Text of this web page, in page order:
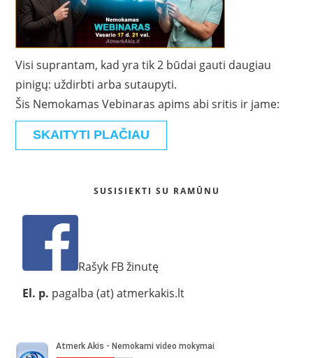
Visi suprantam, kad yra tik 2 būdai gauti daugiau
pinigų: uždirbti arba sutaupyti.
Šis Nemokamas Vebinaras apims abi sritis ir jame:
SKAITYTI PLAČIAU
SUSISIEKTI SU RAMŪNU
Rašyk FB žinutę
El. p. pagalba (at) atmerkakis.lt